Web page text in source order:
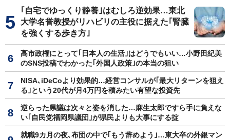
｢自宅でゆっくり静養｣はむしろ逆効果…東北
大学名誉教授がリハビリの主役に据えた｢腎臓
を強くする歩き方｣
高市政権にとって｢日本人の生活｣はどうでもいい…小野田紀美
のSNS投稿でわかった｢外国人政策｣の本当の狙い
NISA､iDeCoより効果的…経営コンサルが｢最大リターンを狙え
る｣という20代が月4万円を積みたい有望な投資先
逆らった県議は次々と姿を消した…麻生太郎ですら手に負えな
い｢自民党福岡県議団｣が県民よりも大事にする掟
就職9カ月の夜､布団の中で｢もう辞めよう｣…東大卒の外銀マン